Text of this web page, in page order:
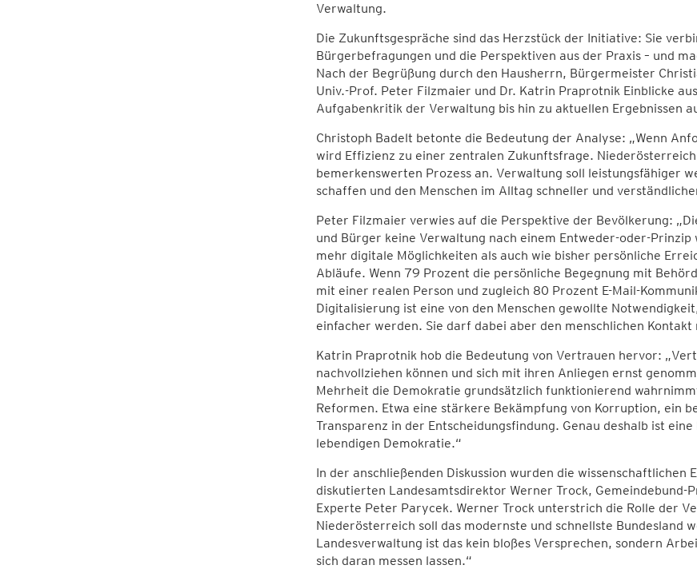
Verwaltung.
Die Zukunftsgespräche sind das Herzstück der Initiative: Sie
Bürgerbefragungen und die Perspektiven aus der Praxis – und
Nach der Begrüßung durch den Hausherrn, Bürgermeister
Univ.-Prof. Peter Filzmaier und Dr. Katrin Praprotnik Einblicke
Aufgabenkritik der Verwaltung bis hin zu aktuellen Ergebnissen
Christoph Badelt betonte die Bedeutung der Analyse: „Wenn
wird Effizienz zu einer zentralen Zukunftsfrage.
bemerkenswerten Prozess an. Verwaltung soll leistungsfähiger
schaffen und den Menschen im Alltag schneller und
Peter Filzmaier verwies auf die Perspektive der Bevölkerung:
und Bürger keine Verwaltung nach einem Entweder-oder-
mehr digitale Möglichkeiten als auch wie bisher persönliche
Abläufe. Wenn 79 Prozent die persönliche Begegnung mit
mit einer realen Person und zugleich 80 Prozent E-Mail-
Digitalisierung ist eine von den Menschen gewollte
einfacher werden. Sie darf dabei aber den menschlichen
Katrin Praprotnik hob die Bedeutung von Vertrauen hervor:
nachvollziehen können und sich mit ihren Anliegen ernst
Mehrheit die Demokratie grundsätzlich funktionierend
Reformen. Etwa eine stärkere Bekämpfung von Korruption, ein
Transparenz in der Entscheidungsfindung. Genau deshalb ist
lebendigen Demokratie.“
In der anschließenden Diskussion wurden die
diskutierten Landesamtsdirektor Werner Trock, Gemeindebund-
Experte Peter Parycek. Werner Trock unterstrich die Rolle der
Niederösterreich soll das modernste und schnellste Bundesland
Landesverwaltung ist das kein bloßes Versprechen, sondern
sich daran messen lassen.“